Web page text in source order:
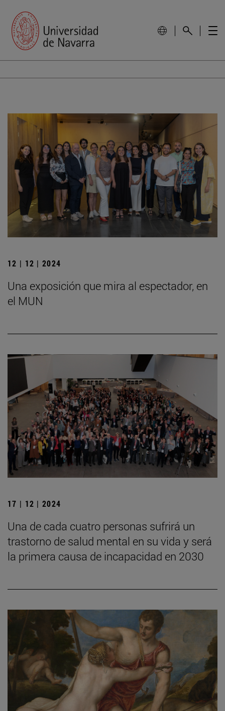
12 | 12 | 2024
Una exposición que mira al espectador, en
el MUN
17 | 12 | 2024
Una de cada cuatro personas sufrirá un
trastorno de salud mental en su vida y será
la primera causa de incapacidad en 2030